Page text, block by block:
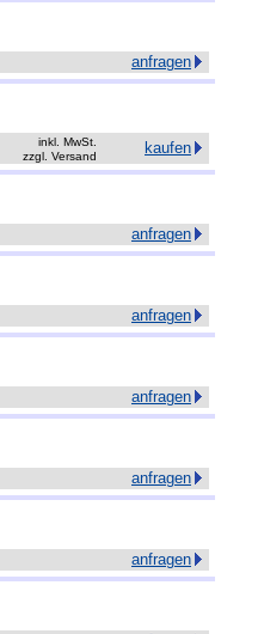
anfragen
inkl. MwSt.
zzgl. Versand
kaufen
anfragen
anfragen
anfragen
anfragen
anfragen